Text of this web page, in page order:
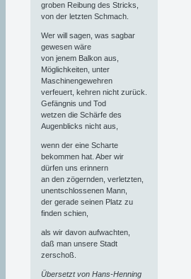
groben Reibung des Stricks,
von der letzten Schmach.
Wer will sagen, was sagbar
gewesen wäre
von jenem Balkon aus,
Möglichkeiten, unter
Maschinengewehren
verfeuert, kehren nicht zurück.
Gefängnis und Tod
wetzen die Schärfe des
Augenblicks nicht aus,
wenn der eine Scharte
bekommen hat. Aber wir
dürfen uns erinnern
an den zögernden, verletzten,
unentschlossenen Mann,
der gerade seinen Platz zu
finden schien,
als wir davon aufwachten,
daß man unsere Stadt
zerschoß.
Übersetzt von Hans-Henning